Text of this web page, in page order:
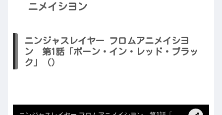
ニメイシヨン
ニンジャスレイヤー フロムアニメイシヨ
ン 第1話「ボーン・イン・レッド・ブラッ
ク」（）